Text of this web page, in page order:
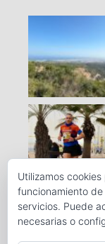
Utilizamos
funcionamiento
servicios. Puede
necesarias o